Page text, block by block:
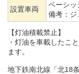
設置車両
ベーシッ
備考： ジ
【灯油積載禁止】
・灯油を車載したこ
ます。
地下鉄南北線「北18